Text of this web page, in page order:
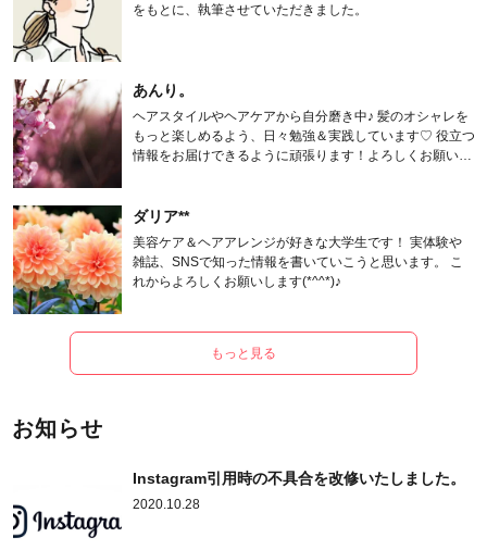
をもとに、執筆させていただきました。
あんり。
ヘアスタイルやヘアケアから自分磨き中♪ 髪のオシャレを
もっと楽しめるよう、日々勉強＆実践しています♡ 役立つ
情報をお届けできるように頑張ります！よろしくお願いし
ダリア**
美容ケア＆ヘアアレンジが好きな大学生です！ 実体験や
雑誌、SNSで知った情報を書いていこうと思います。 こ
れからよろしくお願いします(*^^*)♪
もっと見る
お知らせ
Instagram引用時の不具合を改修いたしました。
2020.10.28